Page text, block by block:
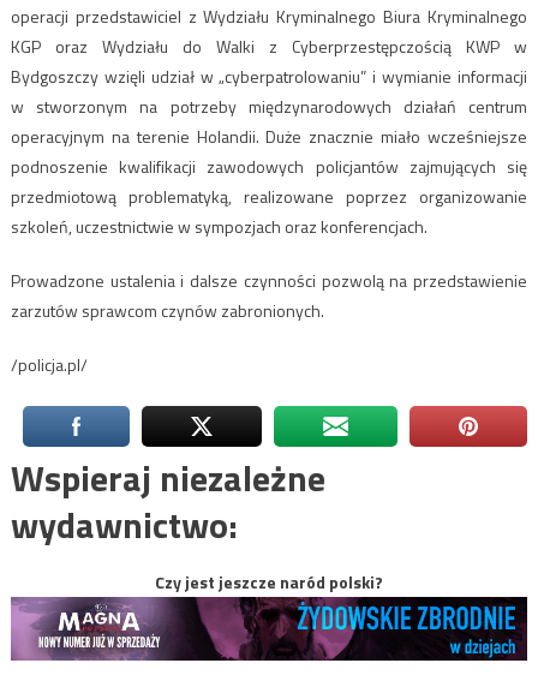
operacji przedstawiciel z Wydziału Kryminalnego Biura Kryminalnego
KGP oraz Wydziału do Walki z Cyberprzestępczością KWP w
Bydgoszczy wzięli udział w „cyberpatrolowaniu” i wymianie informacji
w stworzonym na potrzeby międzynarodowych działań centrum
operacyjnym na terenie Holandii. Duże znacznie miało wcześniejsze
podnoszenie kwalifikacji zawodowych policjantów zajmujących się
przedmiotową problematyką, realizowane poprzez organizowanie
szkoleń, uczestnictwie w sympozjach oraz konferencjach.
Prowadzone ustalenia i dalsze czynności pozwolą na przedstawienie
zarzutów sprawcom czynów zabronionych.
/policja.pl/
Wspieraj niezależne
wydawnictwo:
Czy jest jeszcze naród polski?